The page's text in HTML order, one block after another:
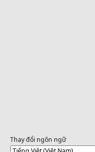
Thay đổi ngôn ngữ